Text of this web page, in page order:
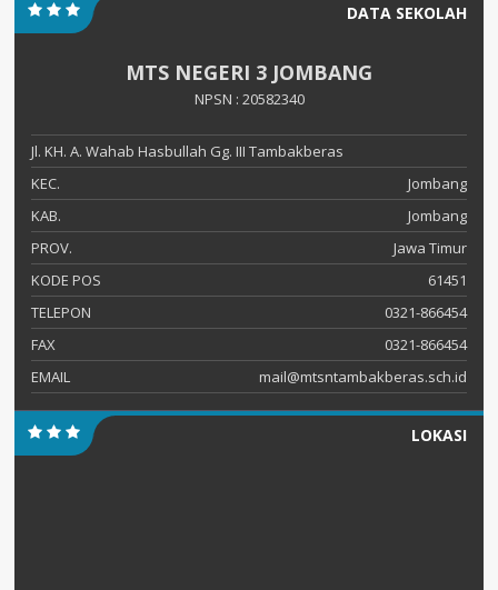
DATA SEKOLAH
MTS NEGERI 3 JOMBANG
NPSN : 20582340
Jl. KH. A. Wahab Hasbullah Gg. III Tambakberas
KEC.
Jombang
KAB.
Jombang
PROV.
Jawa Timur
KODE POS
61451
TELEPON
0321-866454
FAX
0321-866454
EMAIL
mail@mtsntambakberas.sch.id
LOKASI